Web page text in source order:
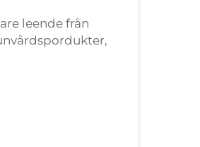
leende från
Xiamen